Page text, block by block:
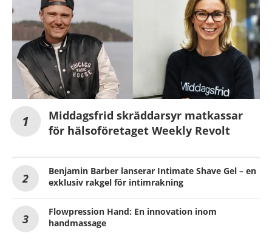
Middagsfrid skräddarsyr matkassar
för hälsoföretaget Weekly Revolt
Benjamin Barber lanserar Intimate Shave Gel – en
exklusiv rakgel för intimrakning
Flowpression Hand: En innovation inom
handmassage